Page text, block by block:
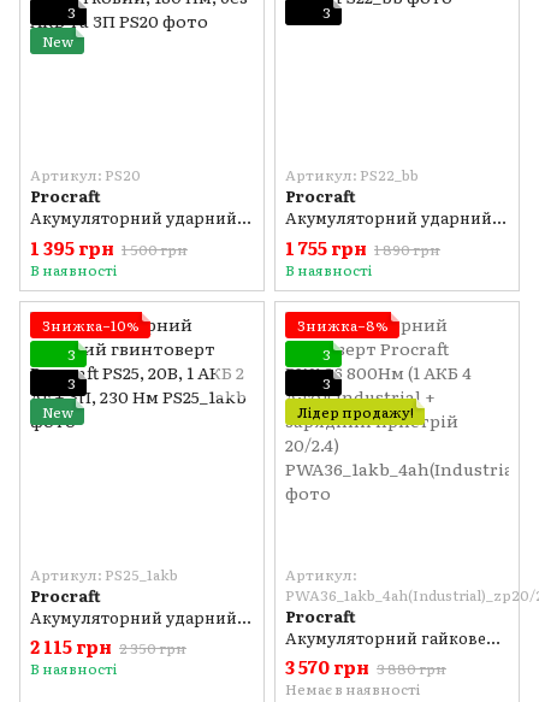
3
New
Артикул: PS20
Procraft
Акумуляторний ударний гвинтоверт Procraft PS20, 20В, безщітковий, 180 Нм, без АКБ та ЗП
1 395 грн 1 500 грн
В наявності
3
Артикул: PS22_bb
Procraft
Акумуляторний ударний гвинтоверт Procraft PS22, 20В, без АКБ та ЗП
1 755 грн 1 890 грн
В наявності
Знижка−10%
3
3
New
Артикул: PS25_1akb
Procraft
Акумуляторний ударний гвинтоверт Procraft PS25, 20В, 1 АКБ 2 Аг + ЗП, 230 Нм
2 115 грн 2 350 грн
В наявності
Знижка−8%
3
3
Лідер продажу!
Артикул:
Procraft
Акумуляторний гайковерт Procraft PWA36 800Нм (1 АКБ 4 А·год Industrial + зарядний пристрій 20/2.4)
3 570 грн 3 880 грн
Немає в наявності